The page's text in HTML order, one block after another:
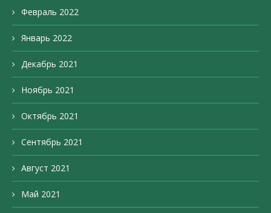
Февраль 2022
Январь 2022
Декабрь 2021
Ноябрь 2021
Октябрь 2021
Сентябрь 2021
Август 2021
Май 2021